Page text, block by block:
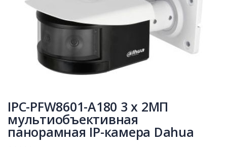
IPC-PFW8601-A180 3 x 2МП
мультиобъективная
панорамная IP-камера Dahua